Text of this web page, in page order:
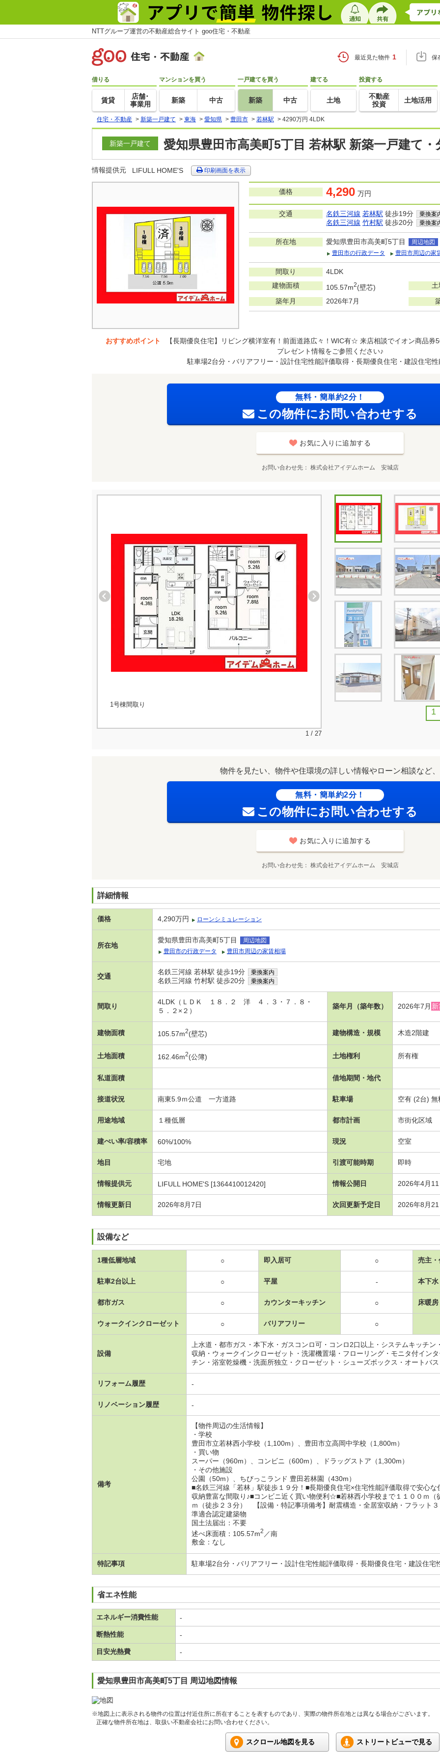
NTTグループ運営の不動産総合サイト goo住宅・不動産
最近見た物件 1 保
借りる
賃貸
店舗･
事業用
マンションを買う
新築 中古
一戸建てを買う
新築 中古
建てる
土地
投資する
不動産
投資
土地活用
住宅・不動産 > 新築一戸建て > 東海 > 愛知県 > 豊田市 > 若林駅 > 4290万円 4LDK
新築一戸建て 愛知県豊田市高美町5丁目 若林駅 新築一戸建て・
情報提供元 LIFULL HOME'S 印刷画面を表示
価格 4,290 万円
交通 名鉄三河線 若林駅 徒歩19分 乗換案
名鉄三河線 竹村駅 徒歩20分 乗換案
所在地 愛知県豊田市高美町5丁目
周辺地図
豊田市の行政データ
豊田市周辺の家
間取り
4LDK
建物面積
105.57m2(壁芯)
築年月
2026年7月
おすすめポイント
【長期優良住宅】リビング横洋室有！前面道路広々！WIC有☆ 来店相談でイオン商品
プレゼント情報をご参照ください♪
駐車場2台分・バリアフリー・設計住宅性能評価取得・長期優良住宅・建設住宅
無料・簡単約2分！
この物件にお問い合わせする
お気に入りに追加する
お問い合わせ先 株式会社アイデムホーム 安城店
1号棟間取り
1 / 27
1
物件を見たい、物件や住環境の詳しい情報やローン相談など、
無料・簡単約2分！
この物件にお問い合わせする
お気に入りに追加する
お問い合わせ先 株式会社アイデムホーム 安城店
詳細情報
価格 4,290万円 ローンシミュレーション
所在地
愛知県豊田市高美町5丁目
周辺地図
豊田市の行政データ
豊田市周辺の家賃相場
交通
名鉄三河線 若林駅 徒歩19分 乗換案内
名鉄三河線 竹村駅 徒歩20分 乗換案内
間取り
4LDK（ＬＤＫ １８．２ 洋 ４．３・７．８・
５．２×２）
築年月（築年数） 2026年7月
建物面積 105.57m2(壁芯) 建物構造・規模 木造2階建
土地面積 162.46m2(公簿) 土地権利 所有権
私道面積 借地期間・地代
接道状況 南東5.9ｍ公道 一方道路 駐車場 空有 (2台) 無
用途地域 １種低層 都市計画 市街化区域
建ぺい率/容積率 60%/100% 現況 空室
地目 宅地 引渡可能時期 即時
情報提供元 LIFULL HOME'S [1364410012420] 情報公開日 2026年4月
情報更新日 2026年8月7日 次回更新予定日 2026年8月
設備など
1種低層地域 ○ 即入居可 ○ 売主・
駐車2台以上 ○ 平屋 - 本下水
都市ガス ○ カウンターキッチン ○ 床暖房
ウォークインクローゼット ○ バリアフリー ○
設備
上水道・都市ガス・本下水・ガスコンロ可・コンロ2口以上・システムキッチ
収納・ウォークインクローゼット・洗濯機置場・フローリング・モニタ付イン
チン・浴室乾燥機・洗面所独立・クローゼット・シューズボックス・オートバス
リフォーム履歴 -
リノベーション履歴 -
備考
【物件周辺の生活情報】
・学校
豊田市立若林西小学校（1,100m）、豊田市立高岡中学校（1,800m）
・買い物
スーパー（960m）、コンビニ（600m）、ドラッグストア（1,300m）
・その他施設
公園（50m）、ちびっこランド 豊田若林園（430m）
■名鉄三河線「若林」駅徒歩１９分！■長期優良住宅×住宅性能評価取得で安心
収納豊富な間取り♪■コンビニ近く買い物便利☆■若林西小学校まで１１００ｍ（
ｍ（徒歩２３分） 【設備・特記事項備考】耐震構造・全居室収納・フラット
準適合認定建築物
国土法届出：不要
述べ床面積：105.57m2 ／南
敷金：なし
特記事項 駐車場2台分・バリアフリー・設計住宅性能評価取得・長期優良住宅・建設住宅
省エネ性能
エネルギー消費性能 -
断熱性能 -
目安光熱費 -
愛知県豊田市高美町5丁目 周辺地図情報
※地図上に表示される物件の位置は付近住所に所在することを表すものであり、実際の物件所在地とは異なる場合がございます。
正確な物件所在地は、取扱い不動産会社にお問い合わせください。
スクロール地図を見る ストリートビューで見る